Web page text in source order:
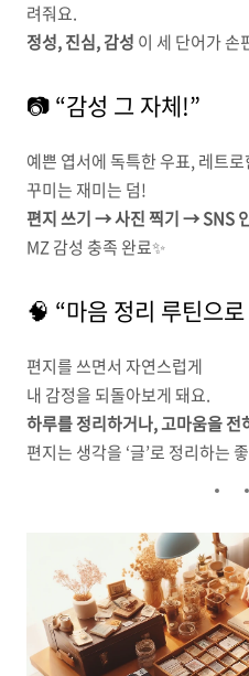
려줘요.
정성, 진심, 감성 이 세 단어가 손
📷 “감성 그 자체!”
예쁜 엽서에 독특한 우표, 레트
꾸미는 재미는 덤!
편지 쓰기 → 사진 찍기 → SNS
MZ 감성 충족 완료✨
🧠 “마음 정리 루틴으
편지를 쓰면서 자연스럽게
내 감정을 되돌아보게 돼요.
하루를 정리하거나, 고마움을 전
편지는 생각을 ‘글’로 정리하는